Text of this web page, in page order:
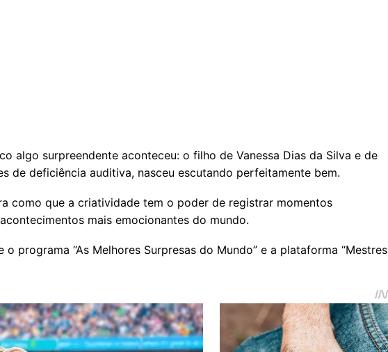
algo surpreendente aconteceu: o filho de Vanessa Dias da Silva e de
de deficiência auditiva, nasceu escutando perfeitamente bem.
como que a criatividade tem o poder de registrar momentos
mais emocionantes do mundo.
programa “As Melhores Surpresas do Mundo” e a plataforma “Mestres